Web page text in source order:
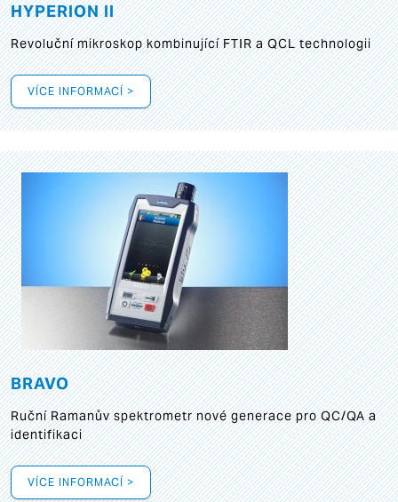
HYPERION II
Revoluční mikroskop kombinující FTIR a QCL technologii
VÍCE INFORMACÍ >
BRAVO
Ruční Ramanův spektrometr nové generace pro QC/QA a
identifikaci
VÍCE INFORMACÍ >